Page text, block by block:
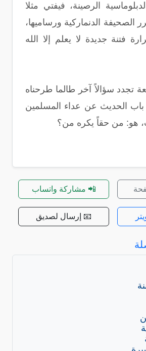
الرصينة، فيفتي مثلا
الصحيفة الدنماركية ورساميها،
فتنة جديدة لا يعلم إلا الله
تجدد سؤالاً آخر طالما طرحناه
باب الحديث عن عداء المسلمين
هو: من حقاً يكره من؟
📲 مشاركة واتساب
📧 إرسال لصديق